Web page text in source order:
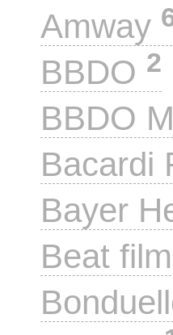
Amway
BBDO 2
BBDO
Bacardi
Bayer
Beat